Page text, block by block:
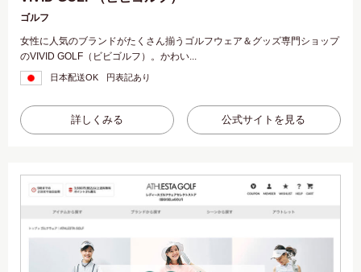
ゴルフ
女性に人気のブランドがたくさん揃うゴルフウェア＆グッズ専門ショップ
のVIVID GOLF（ビビゴルフ）。かわい...
日本配送OK 円表記あり
詳しくみる 公式サイトを見る